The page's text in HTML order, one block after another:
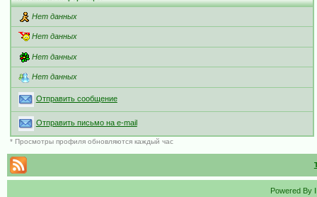
Нет данных
Нет данных
Нет данных
Нет данных
Отправить сообщение
Отправить письмо на e-mail
* Просмотры профиля обновляются каждый час
Powered By